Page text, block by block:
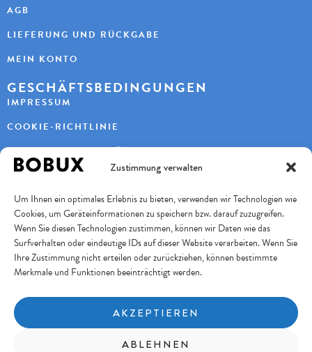
Zustimmung verwalten
Um Ihnen ein optimales Erlebnis zu bieten, verwenden wir Technologien wie
Cookies, um Geräteinformationen zu speichern bzw. darauf zuzugreifen.
Wenn Sie diesen Technologien zustimmen, können wir Daten wie das
Surfverhalten oder eindeutige IDs auf dieser Website verarbeiten. Wenn Sie
Ihre Zustimmung nicht erteilen oder zurückziehen, können bestimmte
Merkmale und Funktionen beeinträchtigt werden.
AKZEPTIEREN
ABLEHNEN
AGB
LIEFERUNG UND RÜCKGABE
MEIN KONTO
GESCHÄFTSBEDINGUNGEN
IMPRESSUM
COOKIE-RICHTLINIE
DATENSCHUTZERKLÄRUNG
KAYBEE AG
TURBENWEG 9
3073 GÜMLIGEN
+41 31 951 11 10
INFO@BOBUXSCHWEIZ.CH
FOLGE UNS